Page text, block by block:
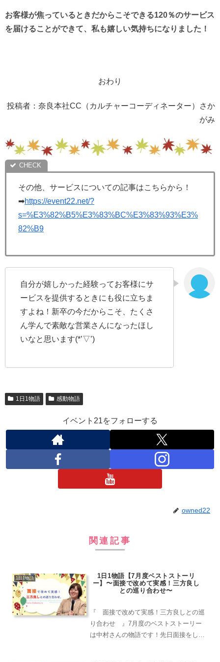
お客様が焦っているときだからこそできる120％のサービス
を届けることができて、私も嬉しい気持ちになりました！
おわり
投稿者：奈良本社CC（カルチャーコーディネーター）さか
がみ
その他、サービスについての記事はこちらから！
➡https://event22.net/?
s=%E3%82%B5%E3%83%BC%E3%83%93%E3%
82%B9
自分が嬉しかった経験ってお客様にサ
ービスを提供するときにも役に立ちま
すよね！新卒の今だからこそ、たくさ
ん学んで素敵な営業さんになったほし
いなと思います(*’▽’)
1日1物語 感動物語
イベント21をフォローする
owned22
関連記事
1日1物語
1日1物語【7月度ベストストーリ
ー】〜面接で改めて実感！三方良し
との巡り合わせ〜
『 面接で改めて実感！三方良しとの巡
り合わせ 』7月度のベストストーリー
は中村さんの物語です！先日面接をした